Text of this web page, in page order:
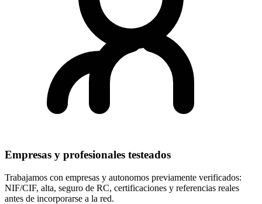
Empresas y profesionales testeados
Trabajamos con empresas y autonomos previamente verificados:
NIF/CIF, alta, seguro de RC, certificaciones y referencias reales
antes de incorporarse a la red.